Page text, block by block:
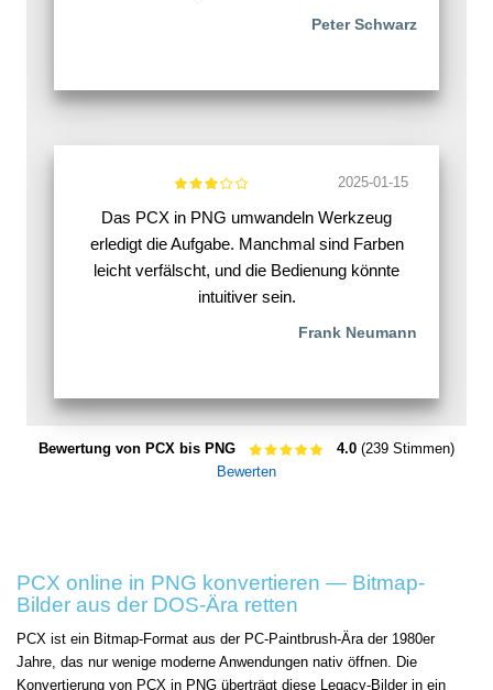
Peter Schwarz
2025-01-15
Das PCX in PNG umwandeln Werkzeug
erledigt die Aufgabe. Manchmal sind Farben
leicht verfälscht, und die Bedienung könnte
intuitiver sein.
Frank Neumann
Bewertung von PCX bis PNG 4.0 (239 Stimmen)
Bewerten
PCX online in PNG konvertieren — Bitmap-
Bilder aus der DOS-Ära retten
PCX ist ein Bitmap-Format aus der PC-Paintbrush-Ära der 1980er
Jahre, das nur wenige moderne Anwendungen nativ öffnen. Die
Konvertierung von PCX in PNG überträgt diese Legacy-Bilder in ein